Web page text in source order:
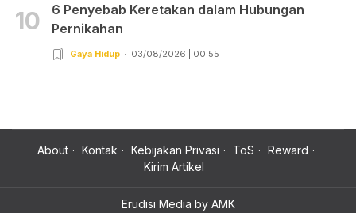
10
6 Penyebab Keretakan dalam Hubungan
Pernikahan
Gaya Hidup 03/08/2026 | 00:55
About Kontak Kebijakan Privasi ToS
Reward
Kirim Artikel
Erudisi Media by AMK